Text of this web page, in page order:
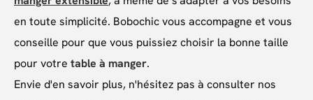
en toute simplicité. Bobochic vous accompagne et vous
conseille pour que vous puissiez choisir la bonne taille
pour votre table à manger.
Envie d'en savoir plus, n'hésitez pas à consulter nos